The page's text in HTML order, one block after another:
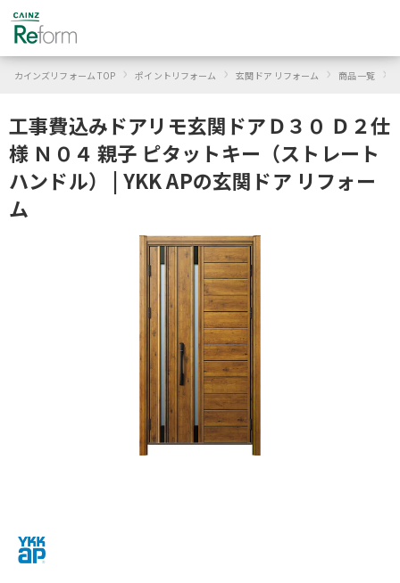
カインズリフォーム TOP › ポイントリフォーム › 玄関ドア リフォーム › 商品一覧 ›
工事費込みドアリモ玄関ドアＤ３０ Ｄ２仕
様 Ｎ０４ 親子 ピタットキー（ストレート
ハンドル） | YKK APの玄関ドア リフォー
ム